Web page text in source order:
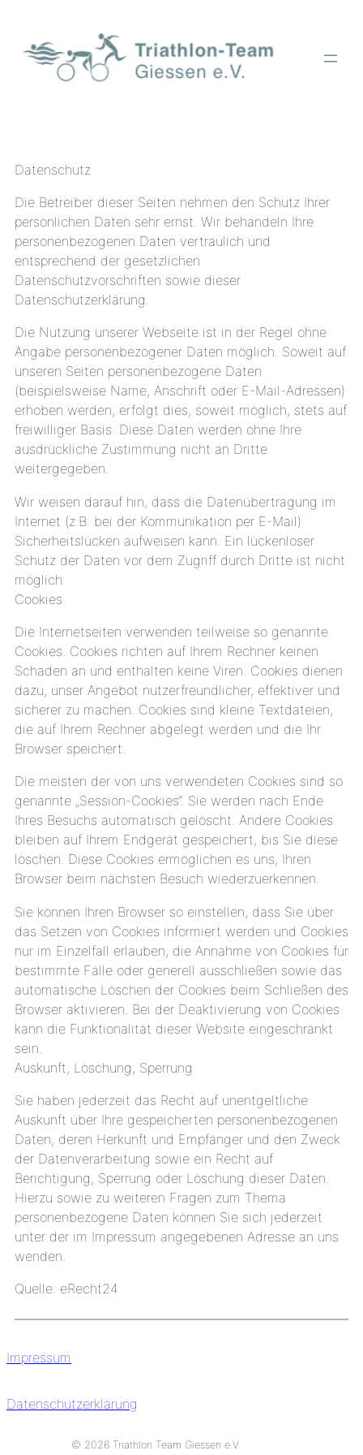
springen
Datenschutz
Die Betreiber dieser Seiten nehmen den Schutz Ihrer
persönlichen Daten sehr ernst. Wir behandeln Ihre
personenbezogenen Daten vertraulich und
entsprechend der gesetzlichen
Datenschutzvorschriften sowie dieser
Datenschutzerklärung.
Die Nutzung unserer Webseite ist in der Regel ohne
Angabe personenbezogener Daten möglich. Soweit auf
unseren Seiten personenbezogene Daten
(beispielsweise Name, Anschrift oder E-Mail-Adressen)
erhoben werden, erfolgt dies, soweit möglich, stets auf
freiwilliger Basis. Diese Daten werden ohne Ihre
ausdrückliche Zustimmung nicht an Dritte
weitergegeben.
Wir weisen darauf hin, dass die Datenübertragung im
Internet (z.B. bei der Kommunikation per E-Mail)
Sicherheitslücken aufweisen kann. Ein lückenloser
Schutz der Daten vor dem Zugriff durch Dritte ist nicht
möglich.
Cookies
Die Internetseiten verwenden teilweise so genannte
Cookies. Cookies richten auf Ihrem Rechner keinen
Schaden an und enthalten keine Viren. Cookies dienen
dazu, unser Angebot nutzerfreundlicher, effektiver und
sicherer zu machen. Cookies sind kleine Textdateien,
die auf Ihrem Rechner abgelegt werden und die Ihr
Browser speichert.
Die meisten der von uns verwendeten Cookies sind so
genannte „Session-Cookies“. Sie werden nach Ende
Ihres Besuchs automatisch gelöscht. Andere Cookies
bleiben auf Ihrem Endgerät gespeichert, bis Sie diese
löschen. Diese Cookies ermöglichen es uns, Ihren
Browser beim nächsten Besuch wiederzuerkennen.
Sie können Ihren Browser so einstellen, dass Sie über
das Setzen von Cookies informiert werden und Cookies
nur im Einzelfall erlauben, die Annahme von Cookies für
bestimmte Fälle oder generell ausschließen sowie das
automatische Löschen der Cookies beim Schließen des
Browser aktivieren. Bei der Deaktivierung von Cookies
kann die Funktionalität dieser Website eingeschränkt
sein.
Auskunft, Löschung, Sperrung
Sie haben jederzeit das Recht auf unentgeltliche
Auskunft über Ihre gespeicherten personenbezogenen
Daten, deren Herkunft und Empfänger und den Zweck
der Datenverarbeitung sowie ein Recht auf
Berichtigung, Sperrung oder Löschung dieser Daten.
Hierzu sowie zu weiteren Fragen zum Thema
personenbezogene Daten können Sie sich jederzeit
unter der im Impressum angegebenen Adresse an uns
wenden.
Quelle: eRecht24
Impressum
Datenschutzerklärung
© 2026 Triathlon Team Giessen e.V.